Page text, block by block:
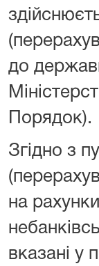
до
Порядок).
Згідно з
на
вказані у